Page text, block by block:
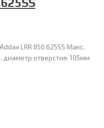
LRR 850.625SS Макс.
диаметр отверстия: 105мм